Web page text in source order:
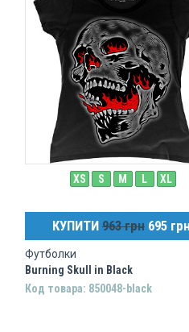
XS S M L XL
КУПИТИ 963 грн 695
Футболки
Burning Skull in Black
Код товара: 850048-black